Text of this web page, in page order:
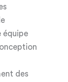
équipe
des